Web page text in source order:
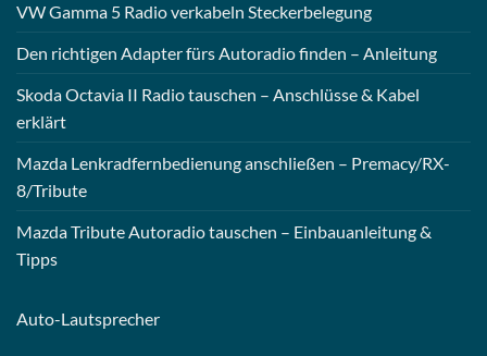
VW Gamma 5 Radio verkabeln Steckerbelegung
Den richtigen Adapter fürs Autoradio finden – Anleitung
Skoda Octavia II Radio tauschen – Anschlüsse & Kabel
erklärt
Mazda Lenkradfernbedienung anschließen – Premacy/RX-
8/Tribute
Mazda Tribute Autoradio tauschen – Einbauanleitung &
Tipps
Auto-Lautsprecher